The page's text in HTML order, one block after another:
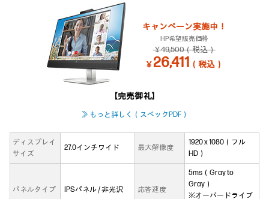
キャンペーン実施中！
HP希望販売価格
￥49,500（税込）
￥26,411 （税込）
【完売御礼】
≫ もっと詳しく（スペックPDF）
ディスプレイ
サイズ
27.0インチワイド 最大解像度
1920 x 1080（フル
HD）
パネルタイプ IPSパネル / 非光沢 応答速度
5ms（Gray to
Gray）
※オーバードライブ